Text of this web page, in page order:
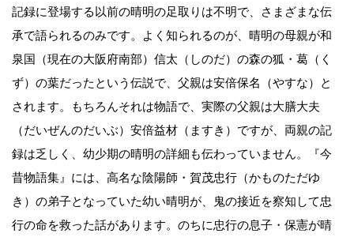
記録に登場する以前の晴明の足取りは不明で、さまざまな伝
承で語られるのみです。よく知られるのが、晴明の母親が和
泉国（現在の大阪府南部）信太（しのだ）の森の狐・葛（く
ず）の葉だったという伝説で、父親は安倍保名（やすな）と
されます。もちろんそれは物語で、実際の父親は大膳大夫
（だいぜんのだいぶ）安倍益材（ますき）ですが、両親の記
録は乏しく、幼少期の晴明の詳細も伝わっていません。『今
昔物語集』には、高名な陰陽師・賀茂忠行（かものただゆ
き）の弟子となっていた幼い晴明が、鬼の接近を察知して忠
行の命を救った話があります。のちに忠行の息子・保憲が晴